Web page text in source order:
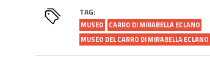
TAG:
MUSEO
CARRO DI MIRABELLA ECLANO
MUSEO DEL CARRO DI MIRABELLA ECLANO